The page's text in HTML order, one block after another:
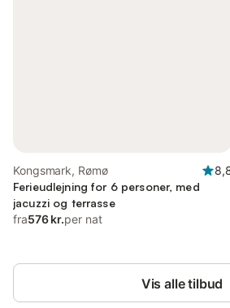
Kongsmark, Rømø
Ferieudlejning for 6 personer, med
jacuzzi og terrasse
fra576 kr.per nat
Vis alle tilbud